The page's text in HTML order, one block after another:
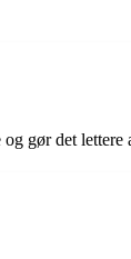
gør det lettere